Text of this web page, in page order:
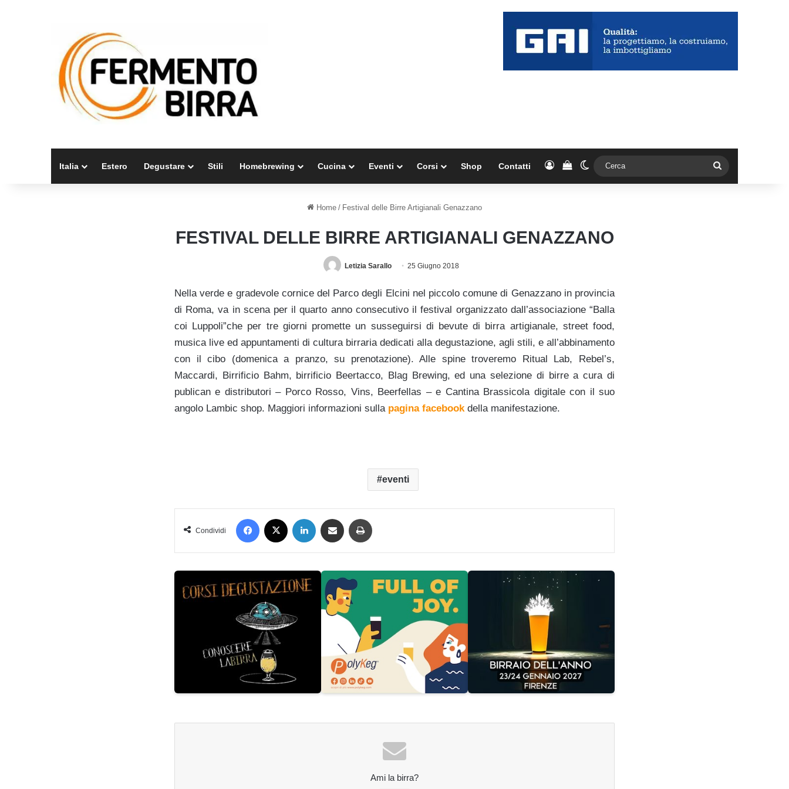
Italia Estero Degustare Stili Homebrewing Cucina Eventi Corsi Shop Contatti AccediVedi il carrello
Cambia aspetto
Home / Festival delle Birre Artigianali Genazzano
FESTIVAL DELLE BIRRE ARTIGIANALI GENAZZANO
Letizia Sarallo 25 Giugno 2018
Nella verde e gradevole cornice del Parco degli Elcini nel piccolo comune di Genazzano in provincia
di Roma, va in scena per il quarto anno consecutivo il festival organizzato dall’associazione “Balla
coi Luppoli”che per tre giorni promette un susseguirsi di bevute di birra artigianale, street food,
musica live ed appuntamenti di cultura birraria dedicati alla degustazione, agli stili, e all’abbinamento
con il cibo (domenica a pranzo, su prenotazione). Alle spine troveremo Ritual Lab, Rebel’s,
Maccardi, Birrificio Bahm, birrificio Beertacco, Blag Brewing, ed una selezione di birre a cura di
publican e distributori – Porco Rosso, Vins, Beerfellas – e Cantina Brassicola digitale con il suo
angolo Lambic shop. Maggiori informazioni sulla pagina facebookdella manifestazione.
eventi
Condividi
Facebook LinkedIn Condividi via mail
Ami la birra?